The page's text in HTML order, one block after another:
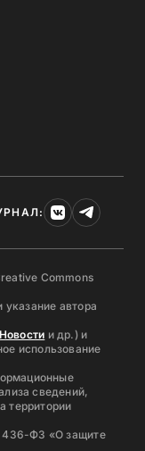
Commons
указание автора
и др.) и
использование
сведений,
территории
436-ФЗ «О защите